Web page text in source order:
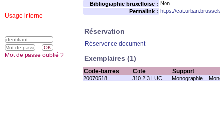
Bibliographie bruxelloise : Non
Permalink : https://
Réservation
Réserver ce document
Exemplaires (1)
Code-barres Cote Support
20070518 310.2.3 LUC Monographie =
Usage interne
Mot de passe oublié ?